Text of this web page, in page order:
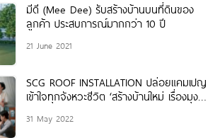
มีดี (Mee Dee) รับสร้างบ้านบนที่ดินของ
ลูกค้า ประสบการณ์มากกว่า 10 ปี
21 June 2021
SCG ROOF INSTALLATION ปล่อยแคมเปญ
เข้าใจทุกจังหวะชีวิต ‘สร้างบ้านใหม่ เรื่องมุง
การสร้างบ้านที่ดี ไร้ปัญหาหลังคา￼
31 May 2022